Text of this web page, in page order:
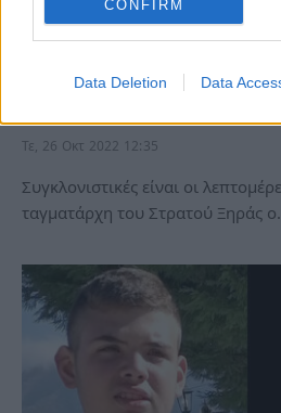
CONFIRM
Data Deletion Data
Χολαργός-Παρενόχληση
στρατιωτικού,οι
Τε, 26 Οκτ 2022 12:35
Συγκλονιστικές είναι οι
ταγματάρχη του Στρατού Ξηράς